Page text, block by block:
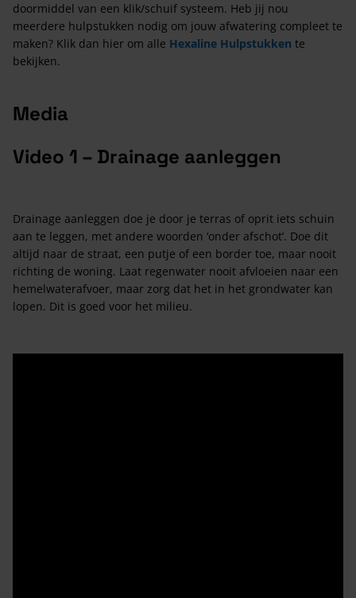
doormiddel van een klik/schuif systeem. Heb jij nou
meerdere hulpstukken nodig om jouw afwatering compleet te
maken? Klik dan hier om alle Hexaline Hulpstukken te
bekijken.
Media
Video 1 – Drainage aanleggen
Drainage aanleggen doe je door je terras of oprit iets schuin
aan te leggen, met andere woorden ‘onder afschot’. Doe dit
altijd naar de straat, een putje of een border toe, maar nooit
richting de woning. Laat regenwater nooit afvloeien naar een
hemelwaterafvoer, maar zorg dat het in het grondwater kan
lopen. Dit is goed voor het milieu.